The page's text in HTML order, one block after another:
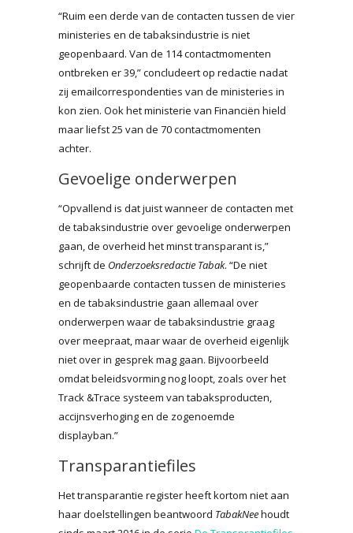
“Ruim een derde van de contacten tussen de vier
ministeries en de tabaksindustrie is niet
geopenbaard. Van de 114 contactmomenten
ontbreken er 39,” concludeert op redactie nadat
zij emailcorrespondenties van de ministeries in
kon zien. Ook het ministerie van Financiën hield
maar liefst 25 van de 70 contactmomenten
achter.
Gevoelige onderwerpen
“Opvallend is dat juist wanneer de contacten met
de tabaksindustrie over gevoelige onderwerpen
gaan, de overheid het minst transparant is,”
schrijft de Onderzoeksredactie Tabak. “De niet
geopenbaarde contacten tussen de ministeries
en de tabaksindustrie gaan allemaal over
onderwerpen waar de tabaksindustrie graag
over meepraat, maar waar de overheid eigenlijk
niet over in gesprek mag gaan. Bijvoorbeeld
omdat beleidsvorming nog loopt, zoals over het
Track &Trace systeem van tabaksproducten,
accijnsverhoging en de zogenoemde
displayban.”
Transparantiefiles
Het transparantie register heeft kortom niet aan
haar doelstellingen beantwoord TabakNeehoudt